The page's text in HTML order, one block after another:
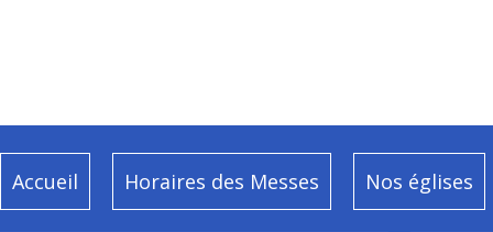
Accueil Horaires des Messes Nos églises